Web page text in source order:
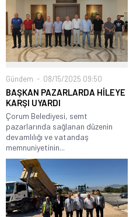
Gündem 08/15/2025 09:50
BAŞKAN PAZARLARDA HİLEYE
KARŞI UYARDI
Çorum Belediyesi, semt
pazarlarında sağlanan düzenin
devamlılığı ve vatandaş
memnuniyetinin...